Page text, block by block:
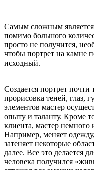
Самым сложным является
помимо большого
просто не получится,
чтобы портрет на камне
исходный.
Создается портрет
прорисовка теней, глаз,
элементов мастер
опыту и таланту. Кроме
клиента, мастер
Например, меняет
затеняет некоторые
далее. Все это делается
человека получился